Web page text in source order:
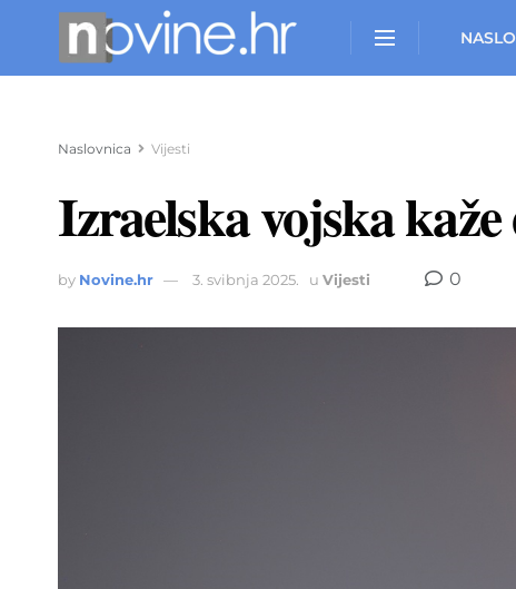
Naslovnica Vijesti
Izraelska vojska
by Novine.hr 3. svibnja 2025. u Vijesti 0